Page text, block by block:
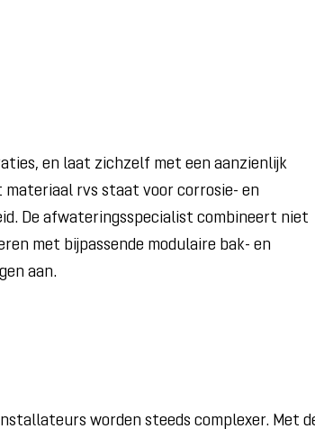
en laat zichzelf met een aanzienlijk
materiaal rvs staat voor corrosie- en
De afwateringsspecialist combineert niet
met bijpassende modulaire bak- en
aan.
worden steeds complexer. Met